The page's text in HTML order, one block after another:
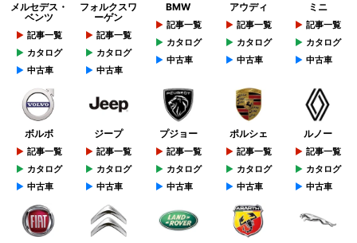
メルセデス・
ベンツ
記事一覧
カタログ
中古車
フォルクスワ
ーゲン
記事一覧
カタログ
中古車
BMW
記事一覧
カタログ
中古車
アウディ
記事一覧
カタログ
中古車
ミニ
記事一覧
カタログ
中古車
ボルボ
記事一覧
カタログ
中古車
ジープ
記事一覧
カタログ
中古車
プジョー
記事一覧
カタログ
中古車
ポルシェ
記事一覧
カタログ
中古車
ルノー
記事一覧
カタログ
中古車